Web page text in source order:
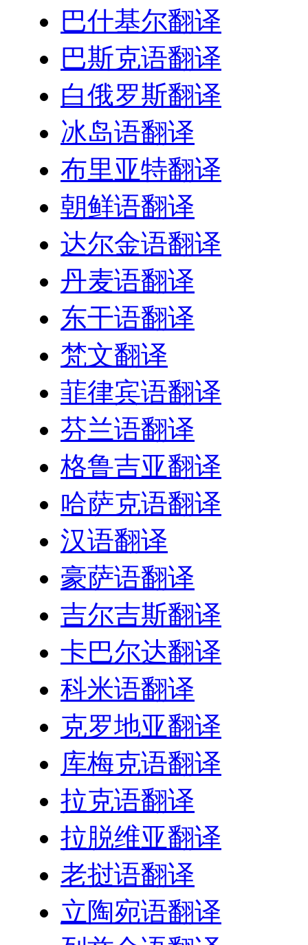
巴什基尔翻译
巴斯克语翻译
白俄罗斯翻译
冰岛语翻译
布里亚特翻译
朝鲜语翻译
达尔金语翻译
丹麦语翻译
东干语翻译
梵文翻译
菲律宾语翻译
芬兰语翻译
格鲁吉亚翻译
哈萨克语翻译
汉语翻译
豪萨语翻译
吉尔吉斯翻译
卡巴尔达翻译
科米语翻译
克罗地亚翻译
库梅克语翻译
拉克语翻译
拉脱维亚翻译
老挝语翻译
立陶宛语翻译